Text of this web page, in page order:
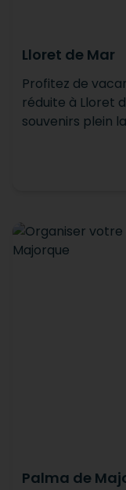
Lloret de Mar
Profitez de
réduite à Lloret
souvenirs plein
Palma de